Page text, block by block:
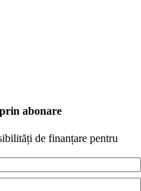
abonare
de finanțare pentru